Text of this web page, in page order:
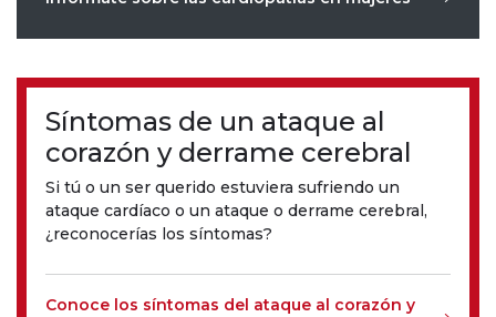
Síntomas de un ataque al
corazón y derrame cerebral
Si tú o un ser querido estuviera sufriendo un
ataque cardíaco o un ataque o derrame cerebral,
¿reconocerías los síntomas?
Conoce los síntomas del ataque al corazón y